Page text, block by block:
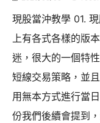
現股當沖教學 01.
上有各式各樣的版
迷，很大的一個特
短線交易策略，並
用無本方式進行當
份我們後續會提到